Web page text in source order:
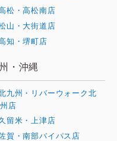
松・高松南店
山・大街道店
知・堺町店
・沖縄
九州・リバーウォーク北
店
留米・上津店
賀・南部バイパス店